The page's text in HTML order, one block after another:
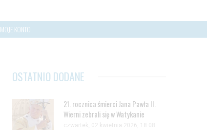
MOJE KONTO
OSTATNIO DODANE
21. rocznica śmierci Jana Pawła II.
Wierni zebrali się w Watykanie
czwartek, 02 kwietnia 2026, 18:08